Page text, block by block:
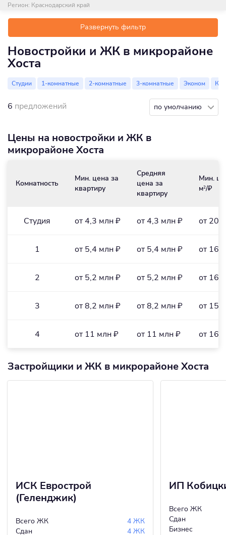
Регион: Краснодарский край
Развернуть фильтр
Новостройки и ЖК в микрорайоне
Хоста
Студии 1-комнатные 2-комнатные 3-комнатные Эконом
6 предложений по умолчанию
Цены на новостройки и ЖК в
микрорайоне Хоста
Комнатность
Мин. цена за
квартиру
Средняя
цена за
квартиру
Мин.
м2/₽
Студия от 4,3 млн ₽ от 4,3 млн ₽ от
1 от 5,4 млн ₽ от 5,4 млн ₽ от
2 от 5,2 млн ₽ от 5,2 млн ₽ от
3 от 8,2 млн ₽ от 8,2 млн ₽ от
4 от 11 млн ₽ от 11 млн ₽ от
Застройщики и ЖК в микрорайоне Хоста
ИСК Еврострой
(Геленджик)
Всего ЖК
4 ЖК
Сдан
4 ЖК
ИП
Всего ЖК
Сдан
Бизнес